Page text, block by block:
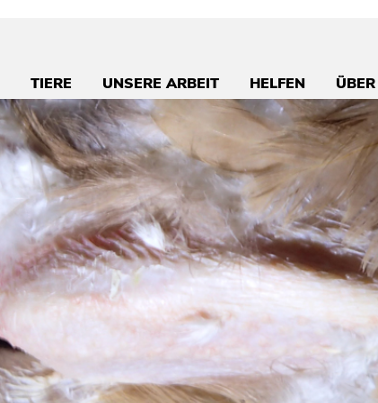
TIERE UNSERE ARBEIT HELFEN